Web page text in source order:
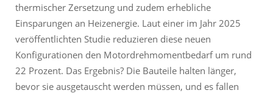
thermischer Zersetzung und zudem erhebliche
Einsparungen an Heizenergie. Laut einer im Jahr 2025
veröffentlichten Studie reduzieren diese neuen
Konfigurationen den Motordrehmomentbedarf um rund
22 Prozent. Das Ergebnis? Die Bauteile halten länger,
bevor sie ausgetauscht werden müssen, und es fallen